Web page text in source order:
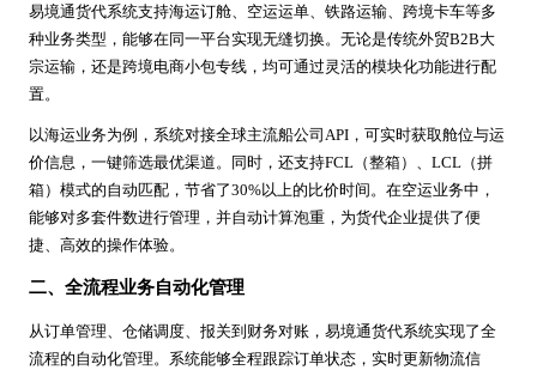
易境通货代系统支持海运订舱、空运运单、铁路运输、跨境卡车等多
种业务类型，能够在同一平台实现无缝切换。无论是传统外贸B2B大
宗运输，还是跨境电商小包专线，均可通过灵活的模块化功能进行配
置。
以海运业务为例，系统对接全球主流船公司API，可实时获取舱位与运
价信息，一键筛选最优渠道。同时，还支持FCL（整箱）、LCL（拼
箱）模式的自动匹配，节省了30%以上的比价时间。在空运业务中，
能够对多套件数进行管理，并自动计算泡重，为货代企业提供了便
捷、高效的操作体验。
二、全流程业务自动化管理
从订单管理、仓储调度、报关到财务对账，易境通货代系统实现了全
流程的自动化管理。系统能够全程跟踪订单状态，实时更新物流信